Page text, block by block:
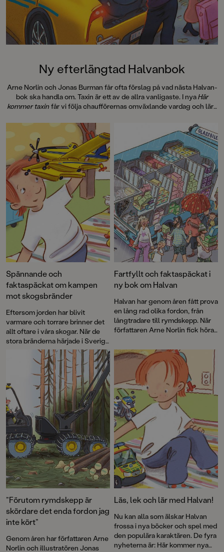
SvD"Mycket underhållande,
särskilt att rutscha med i Jenny
Dahlbergs bilder som inte sitter still
en enda sekund. På vartenda
uppslag finns tusen detaljer att
följa familjens hund på dess
sniffande äventyr." - Pia Huss,
DN"En bok som kommer att locka
till skratt hos såväl små som stora." -
BTJ.
Ny efterlängtad Halvanbok
Arne Norlin och Jonas Burman får ofta förslag på vad nästa Halvan-
bok ska handla om. Taxin är ett av de allra vanligaste. I nyaHär
kommer taxin får vi följa chaufförernas omväxlande vardag och lära
första svenska taxin såg ut.
Spännande och
faktaspäckat om kampen
mot skogsbränder
Eftersom jorden har blivit
varmare och torrare brinner det
allt oftare i våra skogar. När de
stora bränderna härjade i Sverige
2018 uppstod idén att skapa en
faktabok för barn och låta Arne
Norlins och Jonas Burmans
populära barnbokskaraktär
Halvan prova på
brandflygaryrket.
Fartfyllt och faktaspäckat i
ny bok om Halvan
Halvan har genom åren fått prova
en lång rad olika fordon, från
långtradare till rymdskepp. När
författaren Arne Norlin fick höra
används i sökandet efter barn
som gått vilse fick Halvan ett
nytt spännande uppdrag.
”Förutom rymdskepp är
skördare det enda fordon jag
inte kört”
Genom åren har författaren Arne
Norlin och illustratören Jonas
Läs, lek och lär med Halvan!
Nu kan alla som älskar Halvan
frossa i nya böcker och spel med
den populära karaktären. De fyra
nyheterna är: Här kommer nya